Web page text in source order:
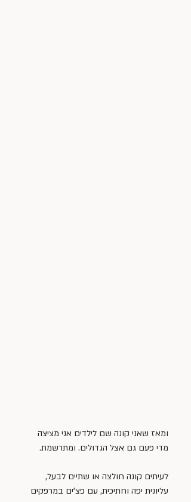
ומאז שאני קונה שם לילדים אני מציצה
מדי פעם גם אצל הגדולים. ומתרשמת.
לעיתים קונה חולצה או שתיים לבעל,
עליונית יפה וחתיכית, עם פצ’ים במרפקים